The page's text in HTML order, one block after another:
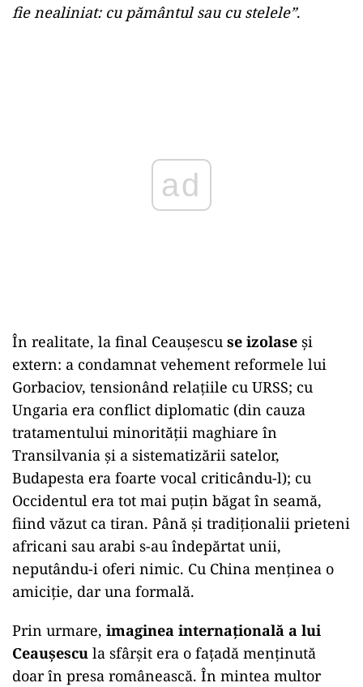
fie nealiniat: cu pământul sau cu stelele”.
ad
În realitate, la final Ceaușescu se izolase și
extern: a condamnat vehement reformele lui
Gorbaciov, tensionând relațiile cu URSS; cu
Ungaria era conflict diplomatic (din cauza
tratamentului minorității maghiare în
Transilvania și a sistematizării satelor,
Budapesta era foarte vocal criticându-l); cu
Occidentul era tot mai puțin băgat în seamă,
fiind văzut ca tiran. Până și tradiționalii prieteni
africani sau arabi s-au îndepărtat unii,
neputându-i oferi nimic. Cu China menținea o
amiciție, dar una formală.
Prin urmare, imaginea internațională a lui
Ceaușescu la sfârșit era o fațadă menținută
doar în presa românească. În mintea multor